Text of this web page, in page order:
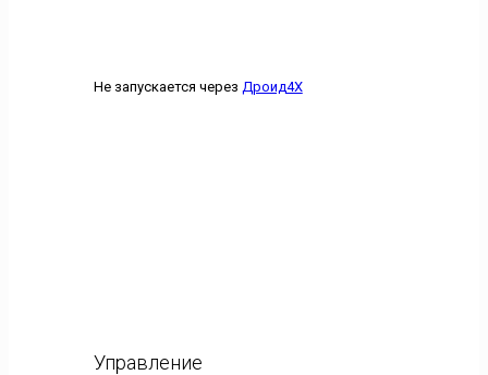
Не запускается через Дроид4X
Управление